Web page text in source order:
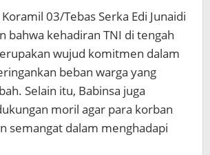
03/Tebas Serka Edi Junaidi
bahwa kehadiran TNI di tengah
wujud komitmen dalam
beban warga yang
Selain itu, Babinsa juga
moril agar para korban
semangat dalam menghadapi